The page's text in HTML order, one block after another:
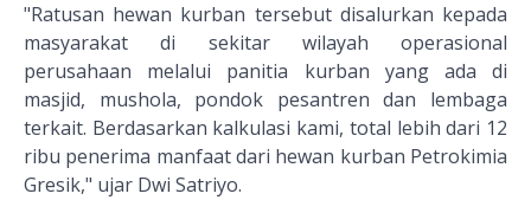
"Ratusan hewan kurban tersebut disalurkan kepada
masyarakat di sekitar wilayah operasional
perusahaan melalui panitia kurban yang ada di
masjid, mushola, pondok pesantren dan lembaga
terkait. Berdasarkan kalkulasi kami, total lebih dari 12
ribu penerima manfaat dari hewan kurban Petrokimia
Gresik," ujar Dwi Satriyo.